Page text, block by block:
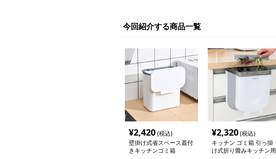
今回紹介する商品一覧
¥2,420(税込)
壁掛け式省スペース蓋付
きキッチンゴミ箱
¥2,320(税込)
キッチン ゴミ箱 引っ掛
け式折り畳みキッチン用